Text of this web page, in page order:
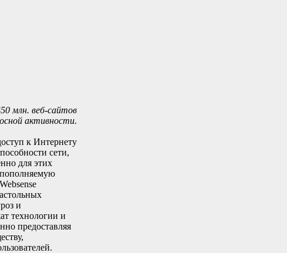
млн. веб-сайтов
активности.
к Интернету
сети,
для этих
пополняемую
и
технологии и
предоставляя